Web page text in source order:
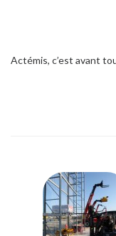
Actémis, c’est avant